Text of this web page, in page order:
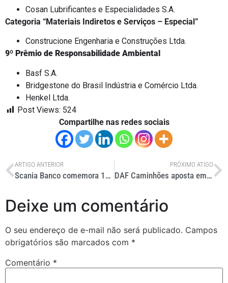
Cosan Lubrificantes e Especialidades S.A.
Categoria “Materiais Indiretos e Serviços – Especial”
Construcione Engenharia e Construções Ltda.
9º Prêmio de Responsabilidade Ambiental
Basf S.A.
Bridgestone do Brasil Indústria e Comércio Ltda.
Henkel Ltda.
Post Views: 524
Compartilhe nas redes sociais
ARTIGO ANTERIOR
Scania Banco comemora 10 anos e lança app na Fenatran 2019
PRÓXIMO ATIGO
DAF Caminhões aposta em CF e LF rígidos para o futuro
Deixe um comentário
O seu endereço de e-mail não será publicado. Campos
obrigatórios são marcados com *
Comentário *